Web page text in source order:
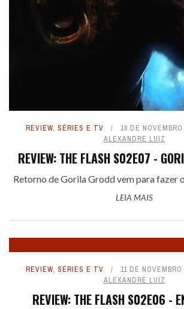
REVIEW, SÉRIES E TV 18 DE
ALEXANDRE LUIZ
REVIEW: THE FLASH S02E07 -
Retorno de Gorila Grodd vem para fazer
LEIA MAIS
REVIEW, SÉRIES E TV 11 DE
ALEXANDRE LUIZ
REVIEW: THE FLASH S02E06 -